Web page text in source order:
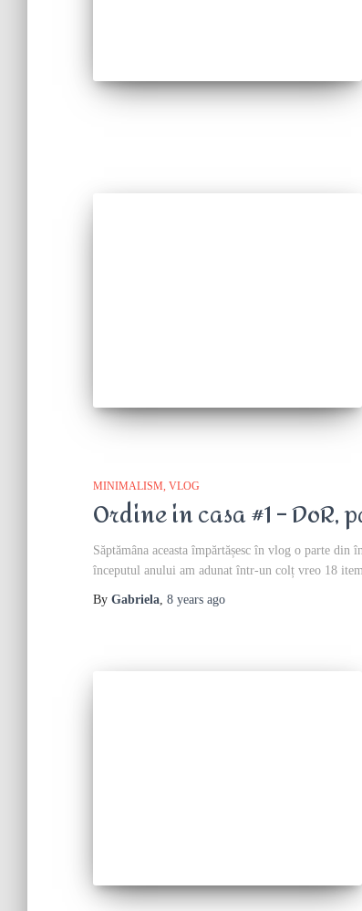
MINIMALISM VLOG
Ordine in casa #1 – DoR,
Săptămâna aceasta împărtășesc în vlog o parte
începutul anului am adunat într-un colț vreo 18
By Gabriela, 8 years ago